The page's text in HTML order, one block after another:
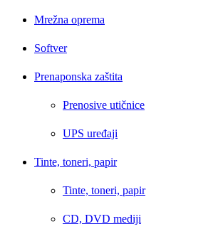
Mrežna oprema
Softver
Prenaponska zaštita
Prenosive utičnice
UPS uređaji
Tinte, toneri, papir
Tinte, toneri, papir
CD, DVD mediji